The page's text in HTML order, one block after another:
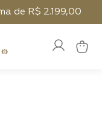
de R$ 2.199,00